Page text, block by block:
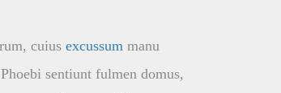
cuius excussum manu
sentiunt fulmen domus,